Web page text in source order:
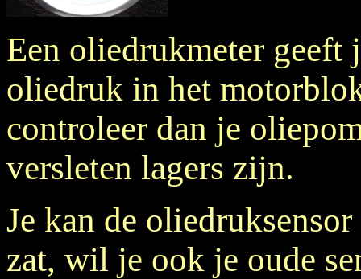
Een oliedrukmeter geeft
oliedruk in het
controleer dan je
versleten lagers zijn.
Je kan de
zat, wil je ook je oude